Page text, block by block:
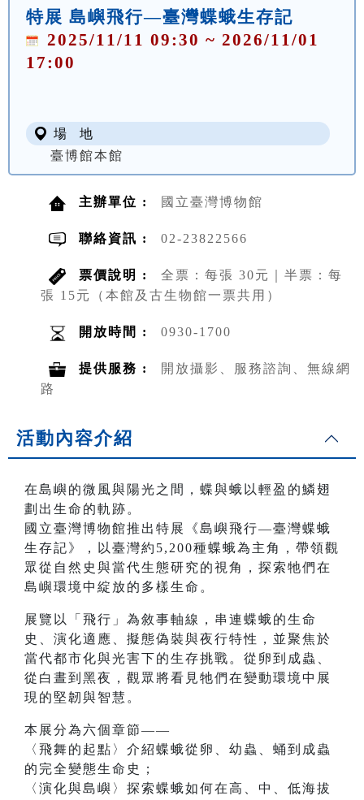
特展 島嶼飛行—臺灣蝶蛾生存記
2025/11/11 09:30 ~ 2026/11/01
17:00
場 地
臺博館本館
主辦單位 : 國立臺灣博物館
聯絡資訊 : 02-23822566
票價說明 :
全票：每張 30元｜半票：每
張 15元（本館及古生物館一票共用）
開放時間 : 0930-1700
提供服務 :
開放攝影、服務諮詢、無線網
路
活動內容介紹
在島嶼的微風與陽光之間，蝶與蛾以輕盈的鱗翅
劃出生命的軌跡。
國立臺灣博物館推出特展《島嶼飛行—臺灣蝶蛾
生存記》，以臺灣約5,200種蝶蛾為主角，帶領觀
眾從自然史與當代生態研究的視角，探索牠們在
島嶼環境中綻放的多樣生命。
展覽以「飛行」為敘事軸線，串連蝶蛾的生命
史、演化適應、擬態偽裝與夜行特性，並聚焦於
當代都市化與光害下的生存挑戰。從卵到成蟲、
從白晝到黑夜，觀眾將看見牠們在變動環境中展
現的堅韌與智慧。
本展分為六個章節——
〈飛舞的起點〉介紹蝶蛾從卵、幼蟲、蛹到成蟲
的完全變態生命史；
〈演化與島嶼〉探索蝶蛾如何在高、中、低海拔